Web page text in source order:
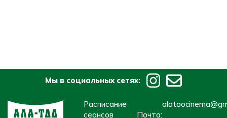
Мы в социальных сетях:
Расписание
сеансов
Почта: